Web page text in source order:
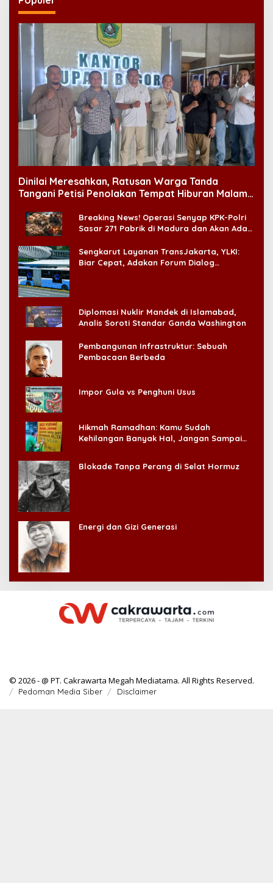
Dinilai Meresahkan, Ratusan Warga Tanda
Tangani Petisi Penolakan Tempat Hiburan Malam
Breaking News! Operasi Senyap KPK-Polri
Sasar 271 Pabrik di Madura dan Akan Ada
Sengkarut Layanan TransJakarta, YLKI:
Biar Cepat, Adakan Forum Dialog
Diplomasi Nuklir Mandek di Islamabad,
Analis Soroti Standar Ganda Washington
Pembangunan Infrastruktur: Sebuah
Pembacaan Berbeda
Impor Gula vs Penghuni Usus
Hikmah Ramadhan: Kamu Sudah
Kehilangan Banyak Hal, Jangan Sampai
Blokade Tanpa Perang di Selat Hormuz
Energi dan Gizi Generasi
© 2026 - @ PT. Cakrawarta Megah Mediatama. All Rights Reserved.
Pedoman Media Siber Disclaimer